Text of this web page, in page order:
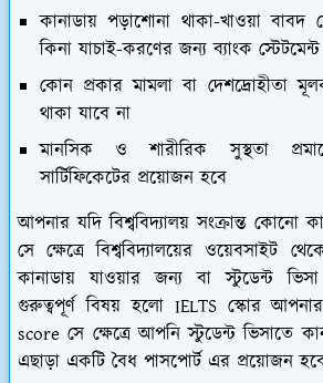
কানাডায় পড়াশোনা থাকা-খাওয়া
কিনা যাচাই-করণের জন্য ব্যাংক
কোন প্রকার মামলা বা দেশদ্রোহীতা
থাকা যাবে না
মানসিক ও শারীরিক সুস্থতা
সার্টিফিকেটের প্রয়োজন হবে
আপনার যদি বিশ্ববিদ্যালয় সংক্রান্ত কোনো
সে ক্ষেত্রে বিশ্ববিদ্যালয়ের ওয়েবসাইট
কানাডায় যাওয়ার জন্য বা স্টুডেন্ট
গুরুত্বপূর্ণ বিষয় হলো IELTS স্কোর
score সে ক্ষেত্রে আপনি স্টুডেন্ট ভিসাতে
এছাড়া একটি বৈধ পাসপোর্ট এর প্রয়োজন